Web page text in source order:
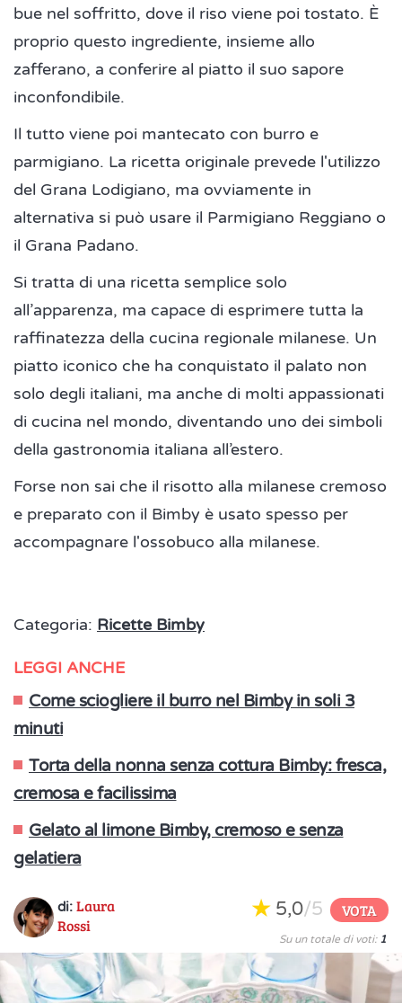
bue nel soffritto, dove il riso viene poi tostato. È
proprio questo ingrediente, insieme allo
zafferano, a conferire al piatto il suo sapore
inconfondibile.
Il tutto viene poi mantecato con burro e
parmigiano. La ricetta originale prevede l'utilizzo
del Grana Lodigiano, ma ovviamente in
alternativa si può usare il Parmigiano Reggiano o
il Grana Padano.
Si tratta di una ricetta semplice solo
all’apparenza, ma capace di esprimere tutta la
raffinatezza della cucina regionale milanese. Un
piatto iconico che ha conquistato il palato non
solo degli italiani, ma anche di molti appassionati
di cucina nel mondo, diventando uno dei simboli
della gastronomia italiana all’estero.
Forse non sai che il risotto alla milanese cremoso
e preparato con il Bimby è usato spesso per
accompagnare l'ossobuco alla milanese.
Categoria: Ricette Bimby
LEGGI ANCHE
Come sciogliere il burro nel Bimby in soli 3
minuti
Torta della nonna senza cottura Bimby: fresca,
cremosa e facilissima
Gelato al limone Bimby, cremoso e senza
gelatiera
di: Laura
Rossi
5,0/5 VOTA
Su un totale di voti: 1